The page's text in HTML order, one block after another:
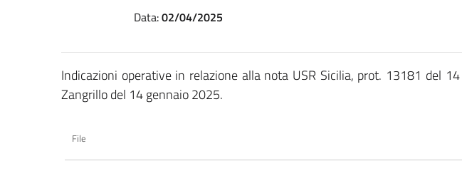
Data:02/04/2025
Indicazioni operative in relazione alla nota USR Sicilia, prot. 13181 del
Zangrillo del 14 gennaio 2025.
File